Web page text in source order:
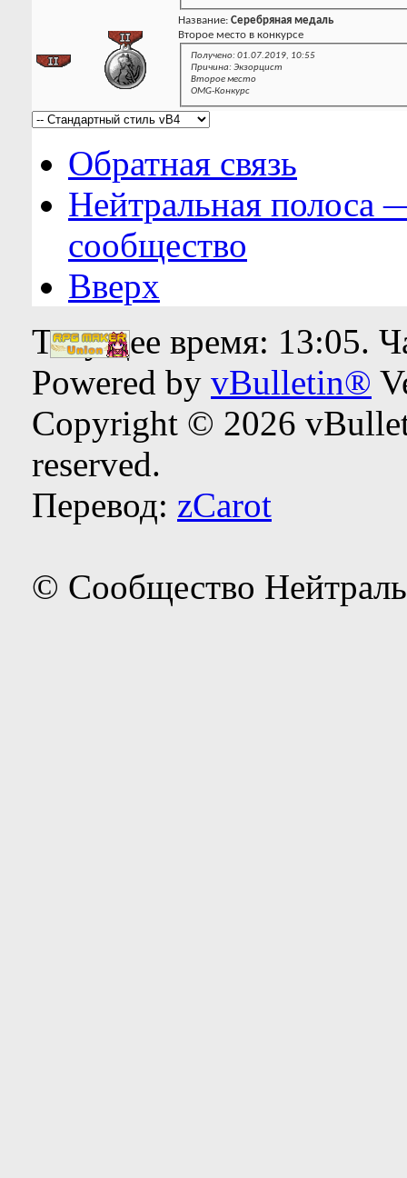
Название: Серебряная медаль
Второе место в конкурсе
Получено: 01.07.2019, 10:55
Причина: Экзорцист
Второе место
OMG-Конкурс
Обратная связь
Нейтральная полоса
сообщество
Вверх
Текущее время: 13:05.
Powered by vBulletin®
Copyright © 2026
reserved.
Перевод: zCarot
© Сообщество